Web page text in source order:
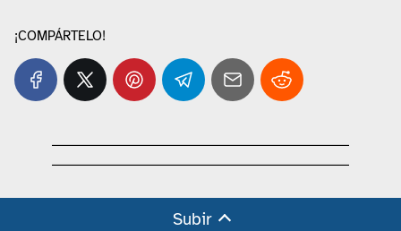
¡COMPÁRTELO!
Subir